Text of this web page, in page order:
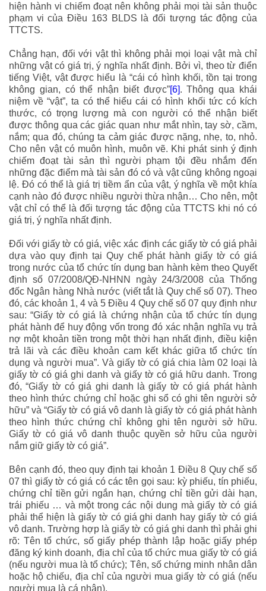
hiện hành vi chiếm đoạt nên không phải mọi tài sản thuộc
phạm vi của Điều 163 BLDS là đối tượng tác động của
TTCTS.
Chẳng hạn, đối với vật thì không phải mọi loại vật mà chỉ
những vật có giá trị, ý nghĩa nhất định. Bởi vì, theo từ điển
tiếng Việt, vật được hiểu là “cái có hình khối, tồn tại trong
không gian, có thể nhận biết được”[6]. Thông qua khái
niệm về “vật”, ta có thể hiểu cái có hình khối tức có kích
thước, có trọng lượng mà con người có thể nhận biết
được thông qua các giác quan như mắt nhìn, tay sờ, cầm,
nắm; qua đó, chúng ta cảm giác được nặng, nhẹ, to, nhỏ.
Cho nên vật có muôn hình, muôn vẽ. Khi phát sinh ý định
chiếm đoạt tài sản thì người phạm tội đều nhắm đến
những đặc điểm mà tài sản đó có và vật cũng không ngoại
lệ. Đó có thể là giá trị tiềm ẩn của vật, ý nghĩa về một khía
cạnh nào đó được nhiều người thừa nhận… Cho nên, một
vật chỉ có thể là đối tượng tác động của TTCTS khi nó có
giá trị, ý nghĩa nhất định.
Đối với giấy tờ có giá, việc xác định các giấy tờ có giá phải
dựa vào quy định tại Quy chế phát hành giấy tờ có giá
trong nước của tổ chức tín dụng ban hành kèm theo Quyết
định số 07/2008/QĐ-NHNN ngày 24/3/2008 của Thống
đốc Ngân hàng Nhà nước (viết tắt là Quy chế số 07). Theo
đó, các khoản 1, 4 và 5 Điều 4 Quy chế số 07 quy định như
sau: “Giấy tờ có giá là chứng nhận của tổ chức tín dụng
phát hành để huy động vốn trong đó xác nhận nghĩa vụ trả
nợ một khoản tiền trong một thời hạn nhất định, điều kiện
trả lãi và các điều khoản cam kết khác giữa tổ chức tín
dụng và người mua”. Và giấy tờ có giá chia làm 02 loại là
giấy tờ có giá ghi danh và giấy tờ có giá hữu danh. Trong
đó, “Giấy tờ có giá ghi danh là giấy tờ có giá phát hành
theo hình thức chứng chỉ hoặc ghi sổ có ghi tên người sở
hữu” và “Giấy tờ có giá vô danh là giấy tờ có giá phát hành
theo hình thức chứng chỉ không ghi tên người sở hữu.
Giấy tờ có giá vô danh thuộc quyền sở hữu của người
nắm giữ giấy tờ có giá”.
Bên cạnh đó, theo quy định tại khoản 1 Điều 8 Quy chế số
07 thì giấy tờ có giá có các tên gọi sau: kỳ phiếu, tín phiếu,
chứng chỉ tiền gửi ngắn hạn, chứng chỉ tiền gửi dài hạn,
trái phiếu … và một trong các nội dung mà giấy tờ có giá
phải thể hiện là giấy tờ có giá ghi danh hay giấy tờ có giá
vô danh. Trường hợp là giấy tờ có giá ghi danh thì phải ghi
rõ: Tên tổ chức, số giấy phép thành lập hoặc giấy phép
đăng ký kinh doanh, địa chỉ của tổ chức mua giấy tờ có giá
(nếu người mua là tổ chức); Tên, số chứng minh nhân dân
hoặc hộ chiếu, địa chỉ của người mua giấy tờ có giá (nếu
người mua là cá nhân).